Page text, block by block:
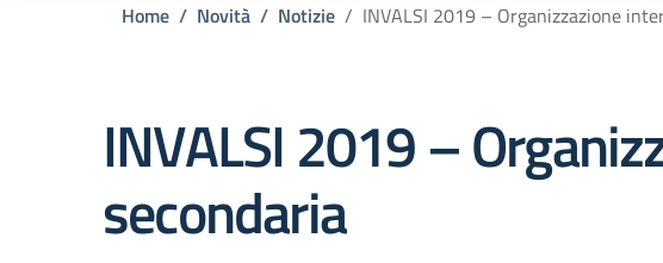
Home Novità Notizie INVALSI 2019 – Organizzazione
INVALSI 2019 –
secondaria